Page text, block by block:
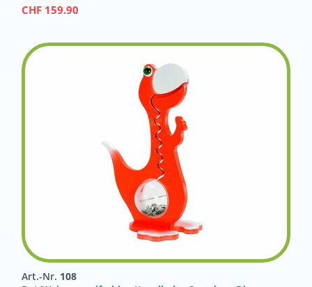
CHF 159.90
Art.-Nr. 108